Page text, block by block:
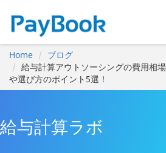
Home
ブログ
給与計算アウトソーシングの費用相
や選び方のポイント5選！
給与計算ラボ